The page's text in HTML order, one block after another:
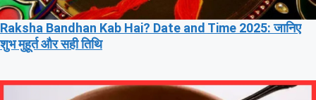
Raksha Bandhan Kab Hai? Date and Time 2025: जानिए
शुभ मुहूर्त और सही तिथि